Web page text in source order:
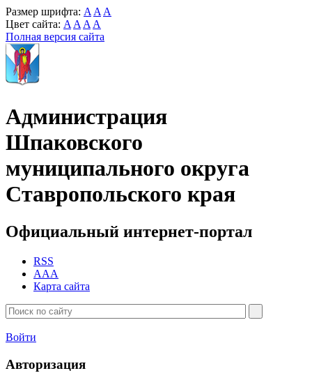
Размер шрифта: A A A
Цвет сайта: A A A A
Полная версия сайта
Администрация
Шпаковского
муниципального округа
Ставропольского края
Официальный интернет-портал
RSS
AAA
Карта сайта
Войти
Авторизация